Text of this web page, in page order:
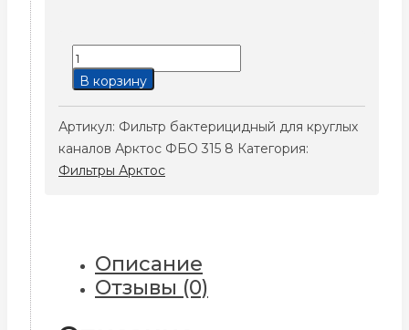
Количество
товара
бактерицидный
для
круглых
В корзину
Артикул: Фильтр бактерицидный для круглых
каналов Арктос ФБО 315 8 Категория:
Фильтры Арктос
Описание
Отзывы (0)